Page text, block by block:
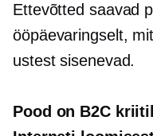
Ettevõtted saavad
ööpäevaringselt,
ustest sisenevad.
Pood on B2C